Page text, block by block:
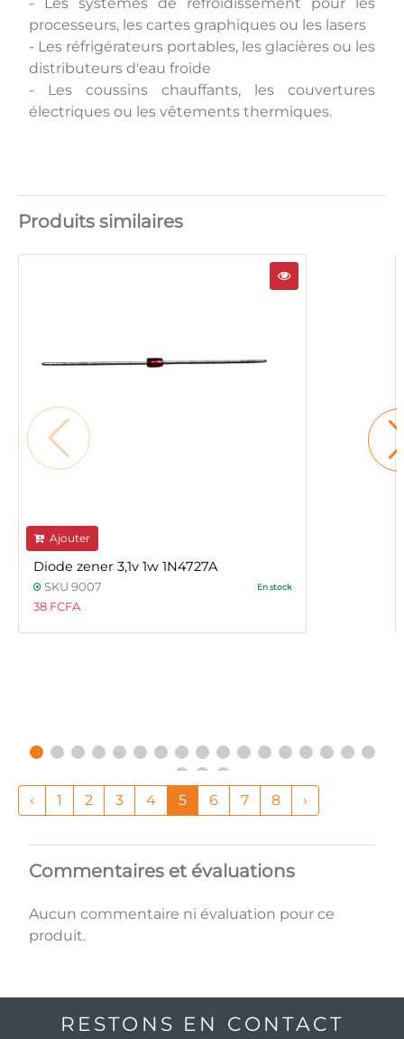
processeurs, les cartes graphiques ou les lasers
- Les réfrigérateurs portables, les glacières ou les
distributeurs d'eau froide
- Les coussins chauffants, les couvertures
électriques ou les vêtements thermiques.
Produits similaires
Ajouter
Diode zener 3,1v 1w 1N4727A
SKU 9007 En stock
38 FCFA
‹ 1 2 3 4 5 6 7 8 ›
Commentaires et évaluations
Aucun commentaire ni évaluation pour ce
produit.
RESTONS EN CONTACT